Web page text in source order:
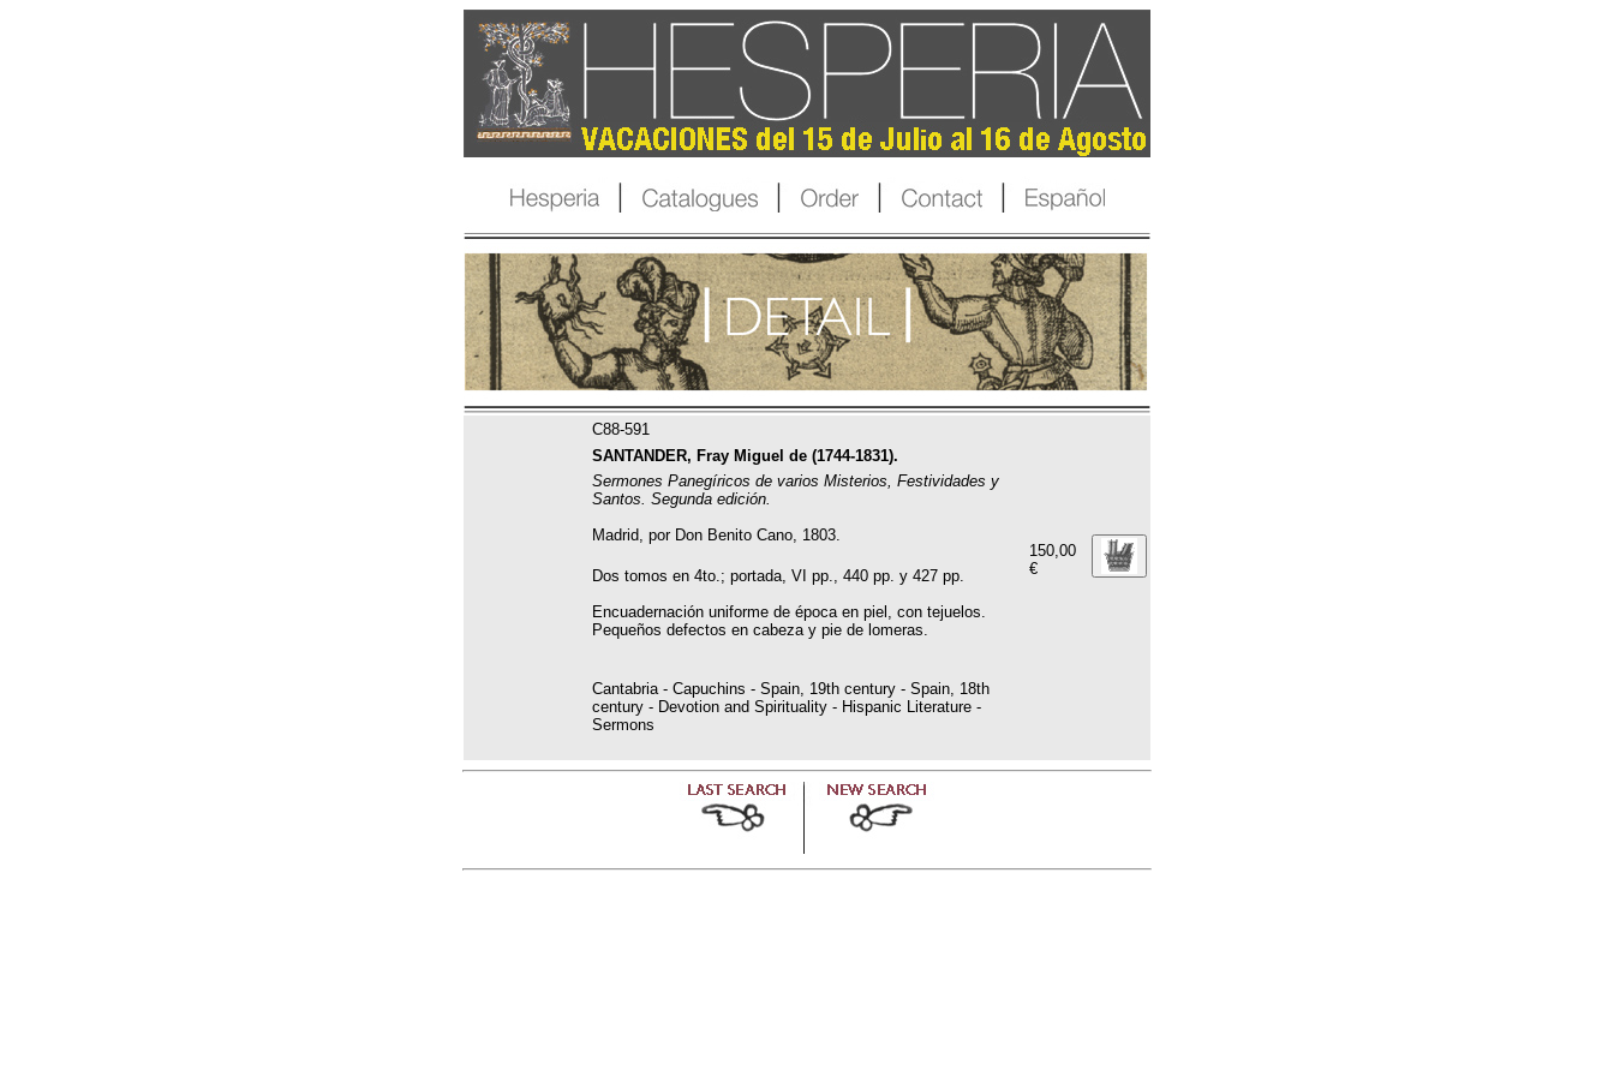
C88-591
SANTANDER, Fray Miguel de (1744-1831).
150,00
€
Sermones Panegíricos de varios Misterios, Festividades y
Santos. Segunda edición.
Madrid, por Don Benito Cano, 1803.
Dos tomos en 4to.; portada, VI pp., 440 pp. y 427 pp.
Encuadernación uniforme de época en piel, con tejuelos.
Pequeños defectos en cabeza y pie de lomeras.
Cantabria - Capuchins - Spain, 19th century - Spain, 18th
century - Devotion and Spirituality - Hispanic Literature -
Sermons